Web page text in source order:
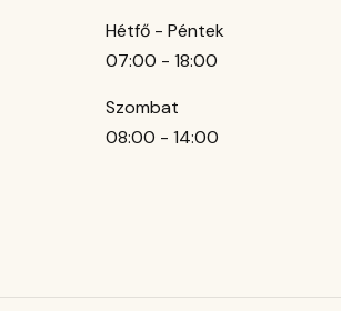
Hétfő - Péntek
07:00 - 18:00
Szombat
08:00 - 14:00